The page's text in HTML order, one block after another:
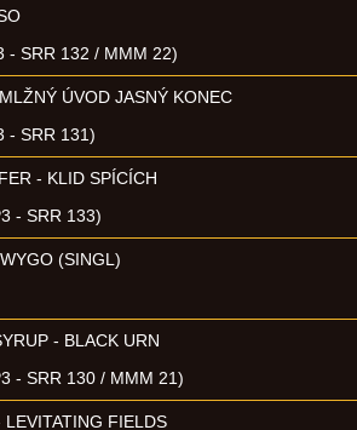
- SRR 132 / MMM 22)
ÚVOD JASNÝ KONEC
- SRR 131)
- KLID SPÍCÍCH
- SRR 133)
(SINGL)
- BLACK URN
- SRR 130 / MMM 21)
LEVITATING FIELDS